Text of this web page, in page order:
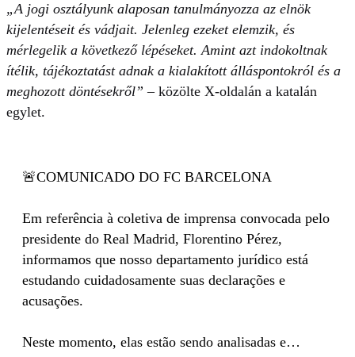
„A jogi osztályunk alaposan tanulmányozza az elnök
kijelentéseit és vádjait. Jelenleg ezeket elemzik, és
mérlegelik a következő lépéseket. Amint azt indokoltnak
ítélik, tájékoztatást adnak a kialakított álláspontokról és a
meghozott döntésekről” – közölte X-oldalán a katalán
egylet.
🚨COMUNICADO DO FC BARCELONA
Em referência à coletiva de imprensa convocada pelo
presidente do Real Madrid, Florentino Pérez,
informamos que nosso departamento jurídico está
estudando cuidadosamente suas declarações e
acusações.
Neste momento, elas estão sendo analisadas e…